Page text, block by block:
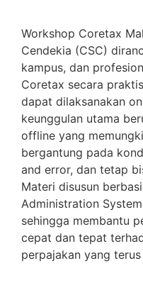
Workshop Coretax
Cendekia (CSC)
kampus, dan
Coretax secara
dapat dilaksanakan
keunggulan utama
offline yang
bergantung pada
and error, dan tetap
Materi disusun
Administration
sehingga membantu
cepat dan tepat
perpajakan yang